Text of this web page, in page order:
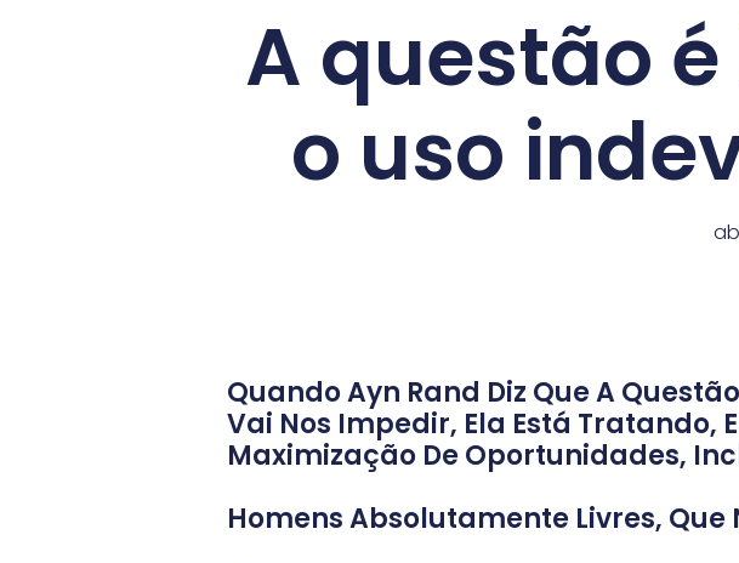
A questão
o uso
Quando Ayn Rand Diz Que A
Vai Nos Impedir, Ela Está Tratando,
Maximização De Oportunidades,
Homens Absolutamente Livres,